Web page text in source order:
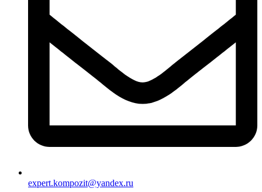
expert.kompozit@yandex.ru